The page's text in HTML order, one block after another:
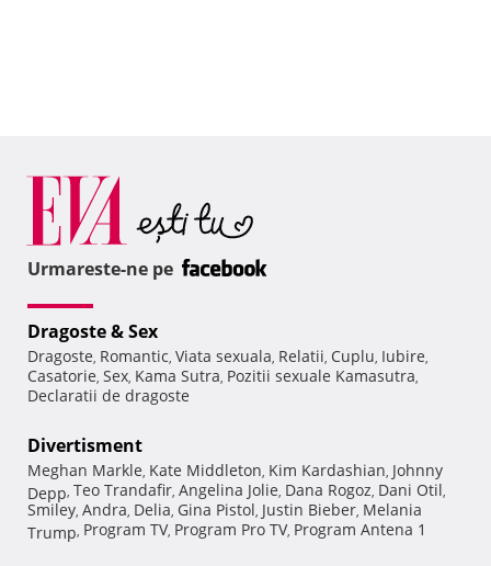
Urmareste-ne pe
Dragoste & Sex
Dragoste, Romantic, Viata sexuala, Relatii, Cuplu, Iubire,
Casatorie, Sex, Kama Sutra, Pozitii sexuale Kamasutra,
Declaratii de dragoste
Divertisment
Meghan Markle, Kate Middleton, Kim Kardashian, Johnny
Depp, Teo Trandafir, Angelina Jolie, Dana Rogoz, Dani Otil,
Smiley, Andra, Delia, Gina Pistol, Justin Bieber, Melania
Trump, Program TV, Program Pro TV, Program Antena 1